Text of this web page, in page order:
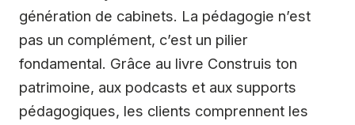
génération de cabinets. La pédagogie n’est
pas un complément, c’est un pilier
fondamental. Grâce au livre Construis ton
patrimoine, aux podcasts et aux supports
pédagogiques, les clients comprennent les